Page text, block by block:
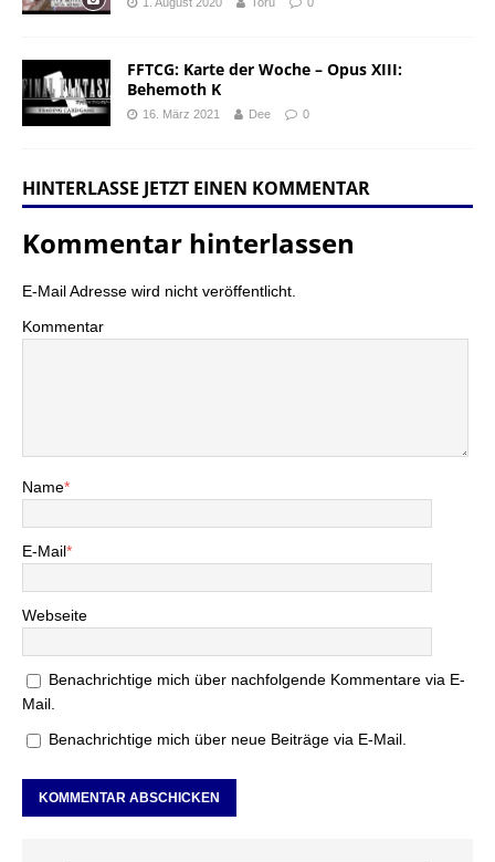
FFTCG: Karte der Woche – Opus XIII:
Behemoth K
16. März 2021 Dee 0
HINTERLASSE JETZT EINEN KOMMENTAR
Kommentar hinterlassen
E-Mail Adresse wird nicht veröffentlicht.
Kommentar
Name*
E-Mail*
Webseite
Benachrichtige mich über nachfolgende Kommentare via E-
Mail.
Benachrichtige mich über neue Beiträge via E-Mail.